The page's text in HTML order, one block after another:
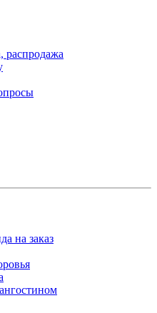
распродажа
на заказ